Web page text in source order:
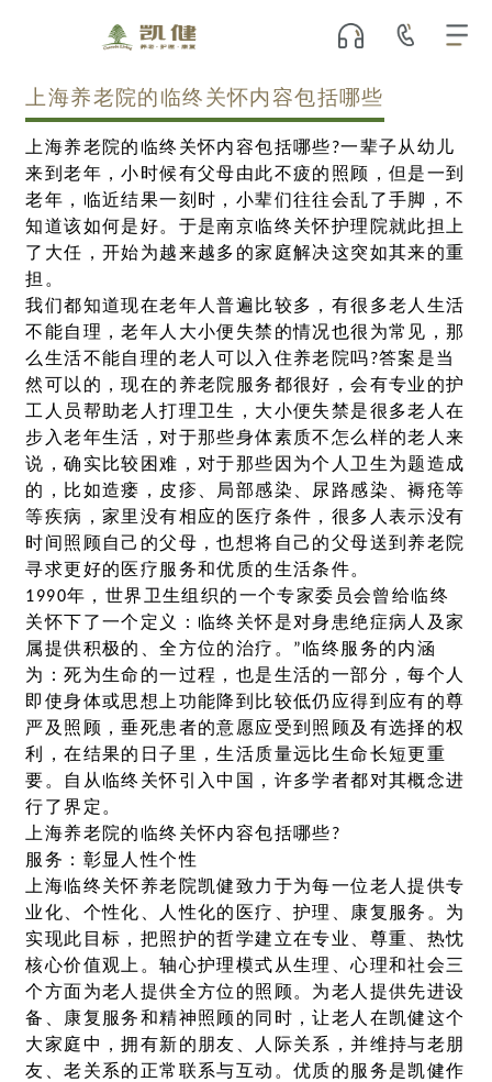
上海养老院的临终关怀内容包括哪些
上海养老院的临终关怀内容包括哪些?一辈子从幼儿
来到老年，小时候有父母由此不疲的照顾，但是一到
老年，临近结果一刻时，小辈们往往会乱了手脚，不
知道该如何是好。于是南京临终关怀护理院就此担上
了大任，开始为越来越多的家庭解决这突如其来的重
担。
我们都知道现在老年人普遍比较多，有很多老人生活
不能自理，老年人大小便失禁的情况也很为常见，那
么生活不能自理的老人可以入住养老院吗?答案是当
然可以的，现在的养老院服务都很好，会有专业的护
工人员帮助老人打理卫生，大小便失禁是很多老人在
步入老年生活，对于那些身体素质不怎么样的老人来
说，确实比较困难，对于那些因为个人卫生为题造成
的，比如造瘘，皮疹、局部感染、尿路感染、褥疮等
等疾病，家里没有相应的医疗条件，很多人表示没有
时间照顾自己的父母，也想将自己的父母送到养老院
寻求更好的医疗服务和优质的生活条件。
1990年，世界卫生组织的一个专家委员会曾给临终
关怀下了一个定义：临终关怀是对身患绝症病人及家
属提供积极的、全方位的治疗。”临终服务的内涵
为：死为生命的一过程，也是生活的一部分，每个人
即使身体或思想上功能降到比较低仍应得到应有的尊
严及照顾，垂死患者的意愿应受到照顾及有选择的权
利，在结果的日子里，生活质量远比生命长短更重
要。自从临终关怀引入中国，许多学者都对其概念进
行了界定。
上海养老院的临终关怀内容包括哪些?
服务：彰显人性个性
上海临终关怀养老院凯健致力于为每一位老人提供专
业化、个性化、人性化的医疗、护理、康复服务。为
实现此目标，把照护的哲学建立在专业、尊重、热忱
核心价值观上。轴心护理模式从生理、心理和社会三
个方面为老人提供全方位的照顾。为老人提供先进设
备、康复服务和精神照顾的同时，让老人在凯健这个
大家庭中，拥有新的朋友、人际关系，并维持与老朋
友、老关系的正常联系与互动。优质的服务是凯健作